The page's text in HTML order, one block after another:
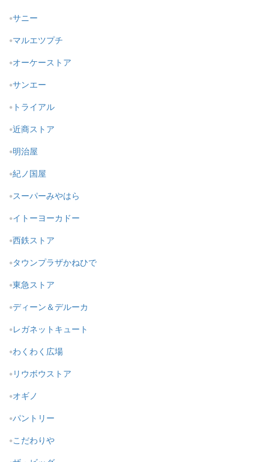
サニー
マルエツプチ
オーケーストア
サンエー
トライアル
近商ストア
明治屋
紀ノ国屋
スーパーみやはら
イトーヨーカドー
西鉄ストア
タウンプラザかねひで
東急ストア
ディーン＆デルーカ
レガネットキュート
わくわく広場
リウボウストア
オギノ
パントリー
こだわりや